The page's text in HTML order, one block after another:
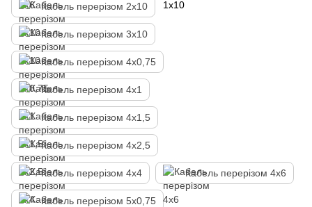
Кабель перерізом 2х10
Кабель перерізом 3х10
Кабель перерізом 4х0,75
Кабель перерізом 4х1
Кабель перерізом 4х1,5
Кабель перерізом 4х2,5
Кабель перерізом 4х4 Кабель перерізом 4х6
Кабель перерізом 5х0,75